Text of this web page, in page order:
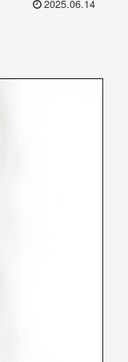
2025.06.14